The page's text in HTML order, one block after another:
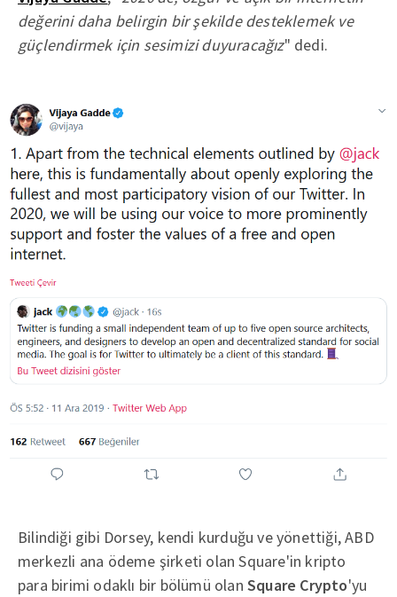
değerini daha belirgin bir şekilde desteklemek ve
güçlendirmek için sesimizi duyuracağız" dedi.
Bilindiği gibi Dorsey, kendi kurduğu ve yönettiği, ABD
merkezli ana ödeme şirketi olan Square'in kripto
para birimi odaklı bir bölümü olan Square Crypto'yu